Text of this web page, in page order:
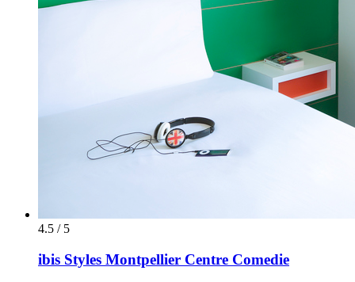
4.5 / 5
ibis Styles Montpellier Centre Comedie